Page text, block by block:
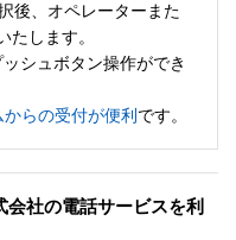
後、オペレーターまた
たします。
シュボタン操作ができ
らの受付が便利 です。
会社の電話サービスを利